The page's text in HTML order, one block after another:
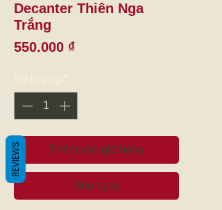
Decanter Thiên Nga
Trắng
550.000 ₫Giá
Thêm vào giỏ hàng
Mua ngay
REVIEWS